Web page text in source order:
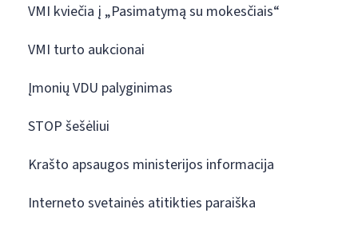
VMI kviečia į „Pasimatymą su mokesčiais“
VMI turto aukcionai
Įmonių VDU palyginimas
STOP šešėliui
Krašto apsaugos ministerijos informacija
Interneto svetainės atitikties paraiška